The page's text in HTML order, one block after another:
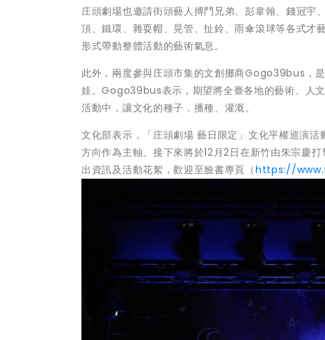
庄頭劇場也邀請街頭藝人搏鬥兄弟、彭韋翰、錢冠宇
頂、鐵環、雜耍帽、晃管、扯鈴、雨傘滾球等各式才
形式帶動整體活動的藝術氣息。
此外，兩度參與庄頭市集的文創攤商Gogo39bus，
娃。Gogo39bus表示，期望將全臺各地的藝術、人
活動中，讓文化的種子，播種、灌溉。
文化部表示，「庄頭劇場 藝日限定」文化平權巡演
方向作為主軸。接下來將於12月2日在新竹由朱宗慶
出資訊及活動花絮，歡迎至臉書專頁（https://